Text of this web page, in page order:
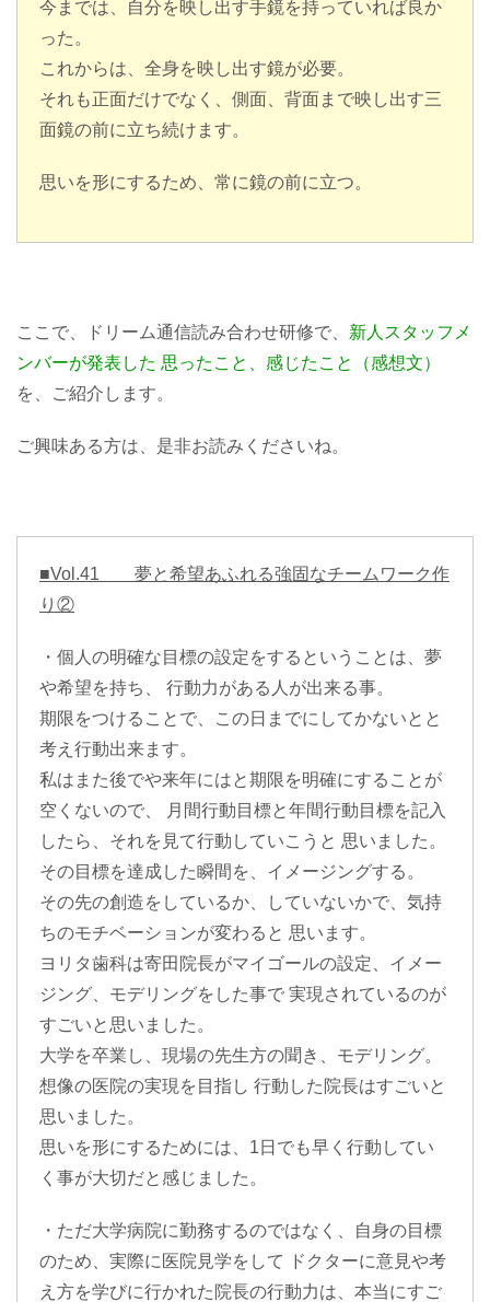
今までは、自分を映し出す手鏡を持っていれば良か
った。
これからは、全身を映し出す鏡が必要。
それも正面だけでなく、側面、背面まで映し出す三
面鏡の前に立ち続けます。
思いを形にするため、常に鏡の前に立つ。
ここで、ドリーム通信読み合わせ研修で、 新人スタッフメ
ンバーが発表した 思ったこと、感じたこと（感想文）
を、ご紹介します。
ご興味ある方は、是非お読みくださいね。
■Vol.41 夢と希望あふれる強固なチームワーク作
り②
・個人の明確な目標の設定をするということは、夢
や希望を持ち、 行動力がある人が出来る事。
期限をつけることで、この日までにしてかないとと
考え行動出来ます。
私はまた後でや来年にはと期限を明確にすることが
空くないので、 月間行動目標と年間行動目標を記入
したら、それを見て行動していこうと 思いました。
その目標を達成した瞬間を、イメージングする。
その先の創造をしているか、していないかで、気持
ちのモチベーションが変わると 思います。
ヨリタ歯科は寄田院長がマイゴールの設定、イメー
ジング、モデリングをした事で 実現されているのが
すごいと思いました。
大学を卒業し、現場の先生方の聞き、モデリング。
想像の医院の実現を目指し 行動した院長はすごいと
思いました。
思いを形にするためには、1日でも早く行動してい
く事が大切だと感じました。
・ただ大学病院に勤務するのではなく、自身の目標
のため、実際に医院見学をして ドクターに意見や考
え方を学びに行かれた院長の行動力は、本当にすご